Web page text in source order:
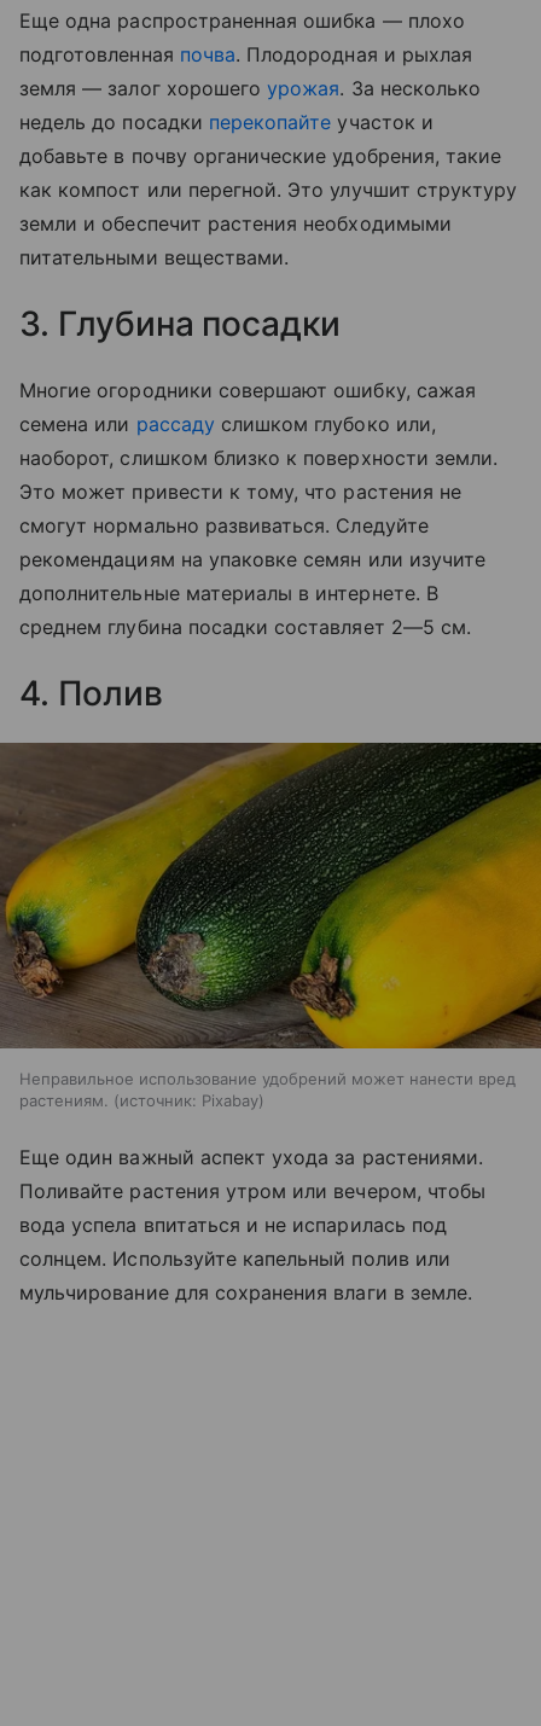
Еще одна распространенная ошибка — плохо
подготовленная почва. Плодородная и рыхлая
земля — залог хорошегоурожая. За несколько
недель до посадки перекопайте участок и
добавьте в почву органические удобрения, такие
как компост или перегной. Это улучшит структуру
земли и обеспечит растения необходимыми
питательными веществами.
3. Глубина посадки
Многие огородники совершают ошибку, сажая
семена или рассаду слишком глубоко или,
наоборот, слишком близко к поверхности земли.
Это может привести к тому, что растения не
смогут нормально развиваться. Следуйте
рекомендациям на упаковке семян или изучите
дополнительные материалы в интернете. В
среднем глубина посадки составляет 2—5 см.
4. Полив
Неправильное использование удобрений может нанести вред
растениям.
источник: Pixabay
Еще один важный аспект ухода за растениями.
Поливайте растения утром или вечером, чтобы
вода успела впитаться и не испарилась под
солнцем. Используйте капельный полив или
мульчирование для сохранения влаги в земле.